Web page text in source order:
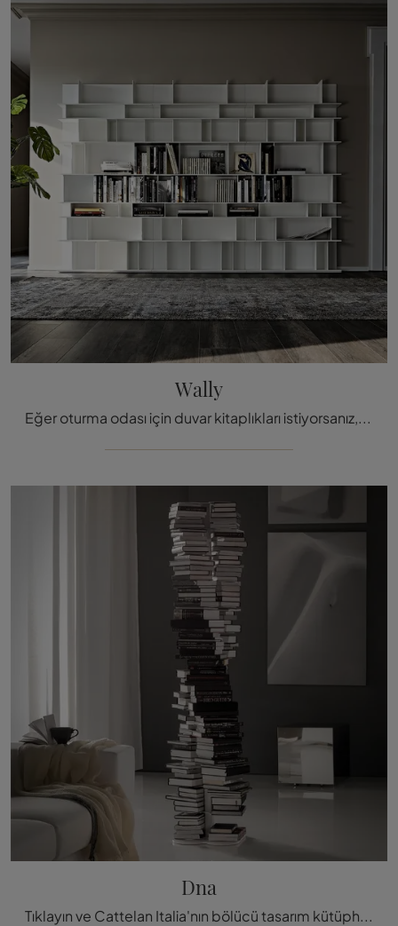
Wally
Eğer oturma odası için duvar kitaplıkları istiyorsanız, tıklayın ve modern çözümlerimizi keşfedin: Cattelan Italia'nın Wally
Dna
Tıklayın ve Cattelan Italia'nın bölücü tasarım kütüphanelerini keşfedin! Dna modeli pratik ve işlevsel bir